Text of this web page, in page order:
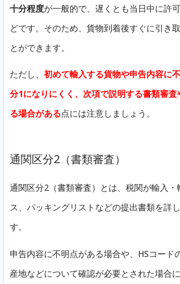
十分程度が一般的で、遅くとも当日中に許
どです。そのため、貨物到着後すぐに引き
とができます。
ただし、 初めて輸入する貨物や申告内容に
分1になりにくく、次項で説明する書類審
る場合がある点には注意しましょう。
通関区分2（書類審査）
通関区分2（書類審査）とは、税関が輸入・
ス、パッキングリストなどの提出書類を詳
す。
申告内容に不明点がある場合や、HSコード
産地などについて確認が必要とされた場合